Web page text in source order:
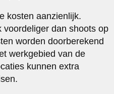
kosten aanzienlijk.
voordeliger dan shoots op
worden doorberekend
werkgebied van de
kunnen extra